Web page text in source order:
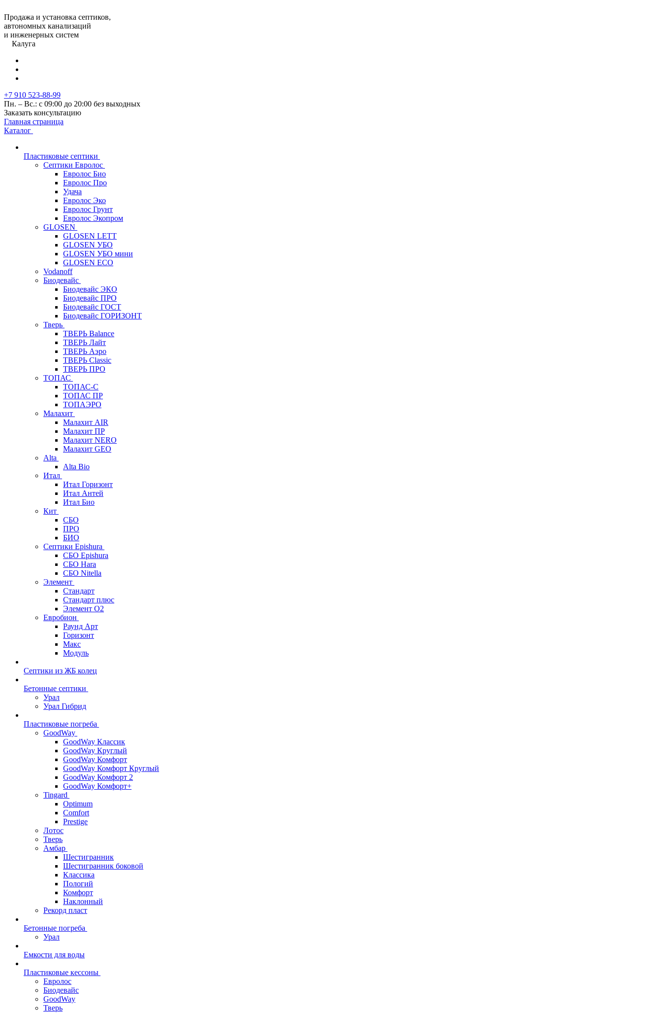
Продажа и установка септиков,
автономных канализаций
и инженерных систем
Калуга
+7 910 523-88-99
Пн. – Вс.: с 09:00 до 20:00 без выходных
Заказать консультацию
Главная страница
Каталог
Пластиковые септики
Септики Евролос
Евролос Био
Евролос Про
Удача
Евролос Эко
Евролос Грунт
Евролос Экопром
GLOSEN
GLOSEN LETT
GLOSEN УБО
GLOSEN УБО мини
GLOSEN ECO
Vodanoff
Биодевайс
Биодевайс ЭКО
Биодевайс ПРО
Биодевайс ГОСТ
Биодевайс ГОРИЗОНТ
Тверь
ТВЕРЬ Balance
ТВЕРЬ Лайт
ТВЕРЬ Аэро
ТВЕРЬ Classic
ТВЕРЬ ПРО
ТОПАС
ТОПАС-С
ТОПАС ПР
ТОПАЭРО
Малахит
Малахит AIR
Малахит ПР
Малахит NERO
Малахит GEO
Alta
Alta Bio
Итал
Итал Горизонт
Итал Антей
Итал Био
Кит
СБО
ПРО
БИО
Септики Epishura
СБО Epishura
СБО Hara
СБО Nitella
Элемент
Стандарт
Стандарт плюс
Элемент О2
Евробион
Раунд Арт
Горизонт
Макс
Модуль
Септики из ЖБ колец
Бетонные септики
Урал
Урал Гибрид
Пластиковые погреба
GoodWay
GoodWay Классик
GoodWay Круглый
GoodWay Комфорт
GoodWay Комфорт Круглый
GoodWay Комфорт 2
GoodWay Комфорт+
Tingard
Optimum
Comfort
Prestige
Лотос
Тверь
Амбар
Шестигранник
Шестигранник боковой
Классика
Пологий
Комфорт
Наклонный
Рекорд пласт
Бетонные погреба
Урал
Емкости для воды
Пластиковые кессоны
Евролос
Биодевайс
GoodWay
Тверь